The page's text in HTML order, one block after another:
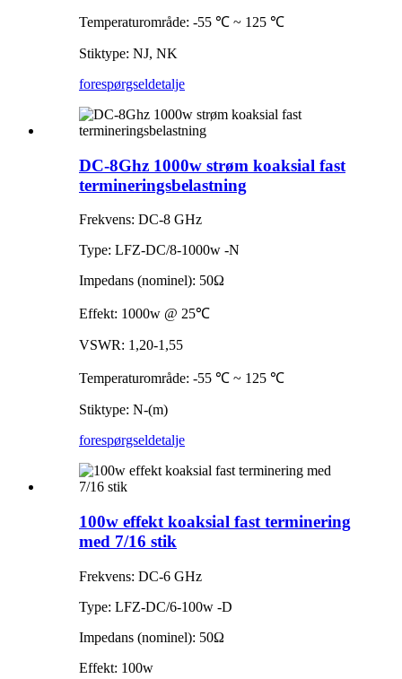
Temperaturområde: -55 ℃ ~ 125 ℃
Stiktype: NJ, NK
forespørgseldetalje
DC-8Ghz 1000w strøm koaksial fast
termineringsbelastning
Frekvens: DC-8 GHz
Type: LFZ-DC/8-1000w -N
Impedans (nominel): 50Ω
Effekt: 1000w @ 25℃
VSWR: 1,20-1,55
Temperaturområde: -55 ℃ ~ 125 ℃
Stiktype: N-(m)
forespørgseldetalje
100w effekt koaksial fast terminering
med 7/16 stik
Frekvens: DC-6 GHz
Type: LFZ-DC/6-100w -D
Impedans (nominel): 50Ω
Effekt: 100w